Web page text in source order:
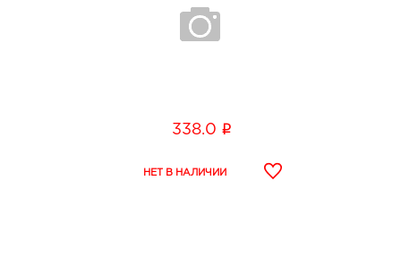
338.0 i